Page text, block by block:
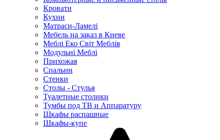
Кровати
Кухни
Матраси-Ламелі
Мебель на заказ в Киеве
Меблі Еко Світ Меблів
Модульні Меблі
Прихожая
Спальни
Стенки
Столы - Стулья
Туалетные столики
Тумбы под ТВ и Аппаратуру
Шкафы распашные
Шкафы-купе